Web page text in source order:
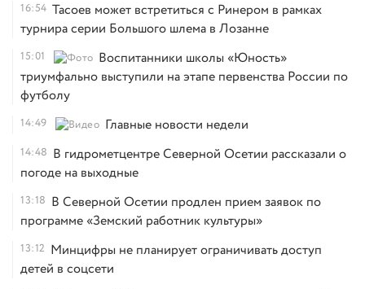
16:54 Тасоев может встретиться с Ринером в рамках
турнира серии Большого шлема в Лозанне
15:01
Воспитанники школы «Юность»
триумфально выступили на этапе первенства России по
футболу
14:49 Главные новости недели
14:48 В гидрометцентре Северной Осетии рассказали о
погоде на выходные
13:18 В Северной Осетии продлен прием заявок по
программе «Земский работник культуры»
13:12 Минцифры не планирует ограничивать доступ
детей в соцсети